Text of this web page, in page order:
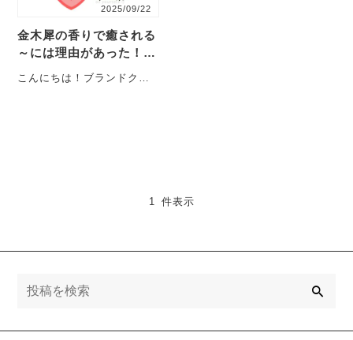
2025/09/22
金木犀の香りで癒される
～には理由があった！甘
い香りに隠された秘密の
効能。
こんにちは！ブランドクリ
1 件表示